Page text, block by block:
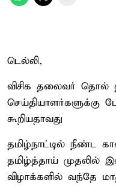
டெல்லி,
விசிக தலைவர் தொல்
செய்தியாளர்களுக்கு
கூறியதாவது
தமிழ்நாட்டில் நீண்ட
தமிழ்த்தாய் முதலில்
விழாக்களில் வந்தே